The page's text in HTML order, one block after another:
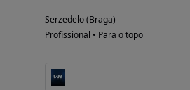
Serzedelo (Braga)
Profissional • Para o topo